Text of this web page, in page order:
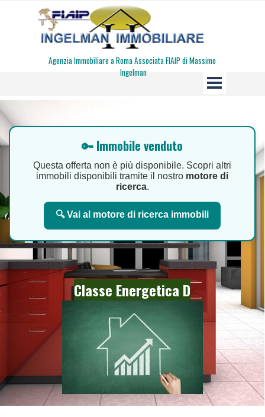
Salta menù
Agenzia Immobiliare a Roma Associata FIAIP di Massimo
Ingelman
🔑 Immobile venduto
Questa offerta non è più disponibile. Scopri altri
immobili disponibili tramite il nostro motore di
ricerca.
🔍 Vai al motore di ricerca immobili
Classe Energetica D